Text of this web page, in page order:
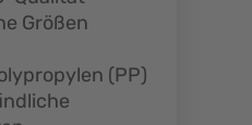
Größen
(PP)